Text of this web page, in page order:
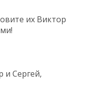
их Виктор
и Сергей,